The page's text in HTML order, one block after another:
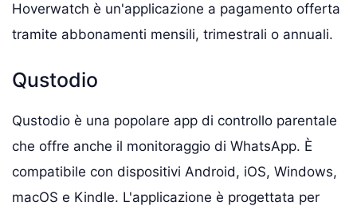
Hoverwatch è un'applicazione a pagamento offerta
tramite abbonamenti mensili, trimestrali o annuali.
Qustodio
Qustodio è una popolare app di controllo parentale
che offre anche il monitoraggio di WhatsApp. È
compatibile con dispositivi Android, iOS, Windows,
macOS e Kindle. L'applicazione è progettata per